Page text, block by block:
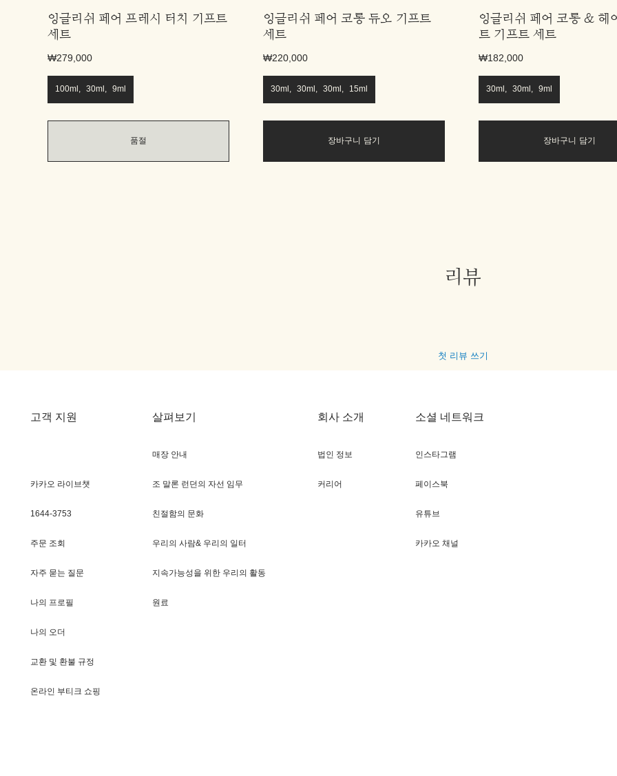
잉글리쉬 페어 프레시 터치 기프트
세트
₩279,000
100ml, 30ml, 9ml
품절
잉글리쉬 페어 코롱 듀오 기프트
세트
₩220,000
30ml, 30ml, 30ml, 15ml
장바구니 담기
잉글리쉬 페어 코롱 & 헤
트 기프트 세트
₩182,000
30ml, 30ml, 9ml
장바구니 담기
리뷰
첫 리뷰 쓰기
고객 지원
카카오 라이브챗
1644-3753
주문 조회
자주 묻는 질문
나의 프로필
나의 오더
교환 및 환불 규정
온라인 부티크 쇼핑
살펴보기
매장 안내
조 말론 런던의 자선 임무
친절함의 문화
우리의 사람& 우리의 일터
지속가능성을 위한 우리의 활동
원료
회사 소개
법인 정보
커리어
소셜 네트워크
인스타그램
페이스북
유튜브
카카오 채널